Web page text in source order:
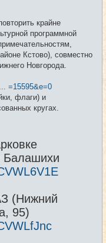
крайне
программной
Кстово), совместно
Новгорода.
=15595&e=0
флаги) и
кругах.
Балашихи
(Нижний
95)